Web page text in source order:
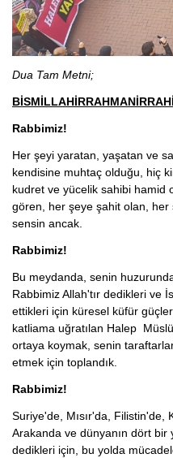
Dua Tam Metni;
Rabbimiz!
Her şeyi yaratan, yaşatan ve
kendisine muhtaç olduğu, hiç
kudret ve yücelik sahibi hamid
gören, her şeye şahit olan,
sensin ancak.
Rabbimiz!
Bu meydanda, senin
Rabbimiz Allah'tır dedikleri ve
ettikleri için küresel küfür
katliama uğratılan Halep
ortaya koymak, senin
etmek için toplandık.
Rabbimiz!
Suriye'de, Mısır'da, Filistin'de,
Arakanda ve dünyanın dört bir
dedikleri için, bu yolda